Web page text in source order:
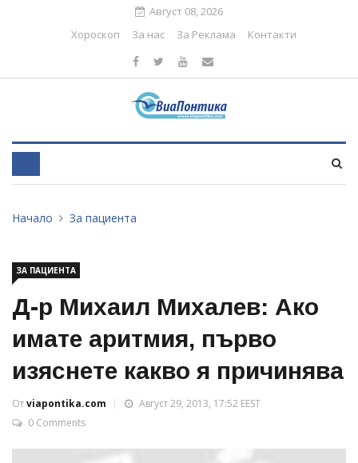
Август 08, 2026
Хороскоп
За нас За Реклама Контакти
Начало За пациента
ЗА ПАЦИЕНТА
Д-р Михаил Михалев: Ако
имате аритмия, първо
изяснете какво я причинява
Отviapontika.com
Август 29, 2013, 17:52 EEST
0 Comments